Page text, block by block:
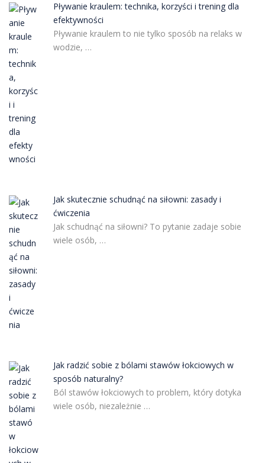
Pływanie kraulem: technika, korzyści i trening dla
efektywności
Pływanie kraulem to nie tylko sposób na relaks w
wodzie, …
Jak skutecznie schudnąć na siłowni: zasady i
ćwiczenia
Jak schudnąć na siłowni? To pytanie zadaje sobie
wiele osób, …
Jak radzić sobie z bólami stawów łokciowych w
sposób naturalny?
Ból stawów łokciowych to problem, który dotyka
wiele osób, niezależnie …